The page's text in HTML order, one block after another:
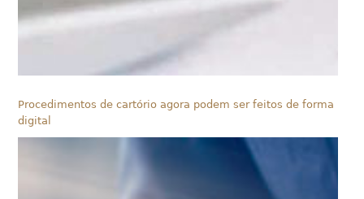
Procedimentos de cartório agora podem ser feitos de forma
digital